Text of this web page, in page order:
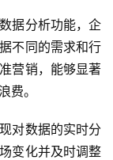
据分析功能，企
不同的需求和行
营销，能够显著
费。
对数据的实时分
变化并及时调整